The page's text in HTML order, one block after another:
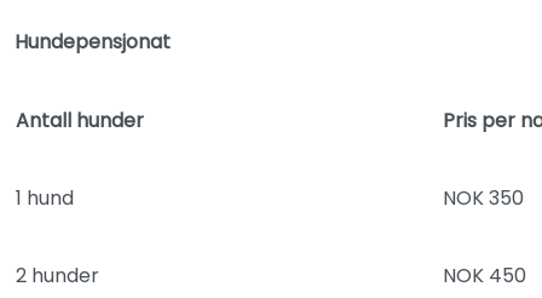
Hundepensjonat
Antall hunder Pris per
1 hund NOK 350
2 hunder NOK 450